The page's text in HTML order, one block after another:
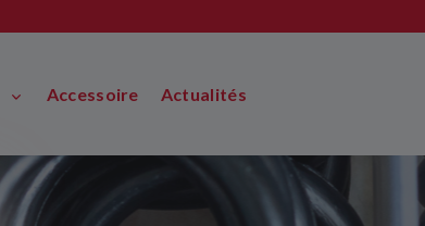
Accessoire Actualités